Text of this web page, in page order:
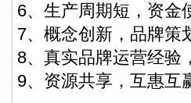
6、生产周期短，资金
7、概念创新，品牌策
8、真实品牌运营经验
9、资源共享，互惠互